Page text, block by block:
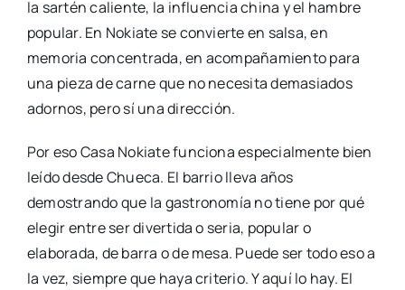
la sartén caliente, la influencia china y el hambre
popular. En Nokiate se convierte en salsa, en
memoria concentrada, en acompañamiento para
una pieza de carne que no necesita demasiados
adornos, pero sí una dirección.
Por eso Casa Nokiate funciona especialmente bien
leído desde Chueca. El barrio lleva años
demostrando que la gastronomía no tiene por qué
elegir entre ser divertida o seria, popular o
elaborada, de barra o de mesa. Puede ser todo eso a
la vez, siempre que haya criterio. Y aquí lo hay. El